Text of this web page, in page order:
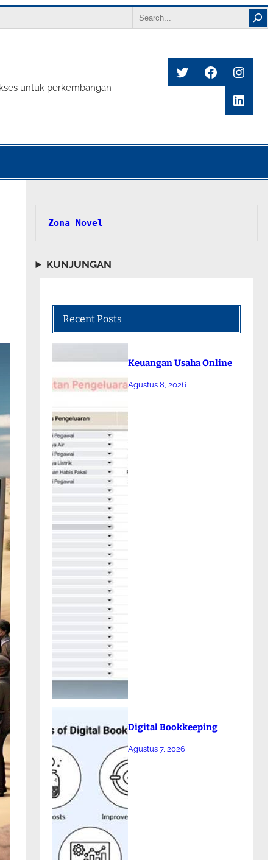
Search
untuk perkembangan
TwitterFacebook
Zona Novel
KUNJUNGAN
Recent Posts
Keuangan Usaha Online
Agustus 8, 2026
Digital Bookkeeping
Agustus 7, 2026